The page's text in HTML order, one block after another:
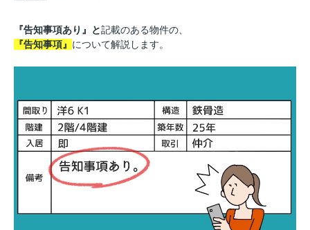
『告知事項あり』と記載のある物件の、
『告知事項』 について解説します。